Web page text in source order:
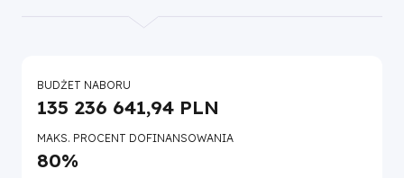
nawigacyjna
BUDŻET NABORU
135 236 641,94 PLN
MAKS. PROCENT DOFINANSOWANIA
80%